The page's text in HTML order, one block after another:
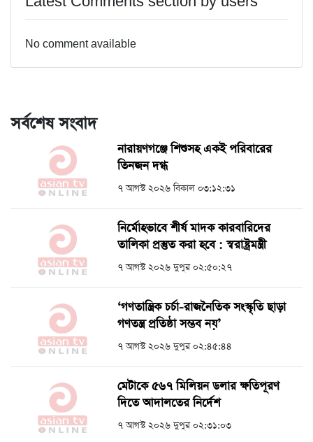
No comment available
সর্বশেষ সংবাদ
নারায়ণগঞ্জে শিশুসহ একই পরিবারের
তিনজন দগ্ধ
৭ আগস্ট ২০২৬ বিকাল ০৩:১২:৩১
নির্মোহভাবে শীর্ষ মাদক কারবারিদের
তালিকা প্রস্তুত করা হবে : স্বরাষ্ট্রমন্ত্রী
৭ আগস্ট ২০২৬ দুপুর ০২:৫০:২৭
‘গণতান্ত্রিক চর্চা-রাজনৈতিক সংস্কৃতি ছাড়া
গণতন্ত্র প্রতিষ্ঠা সম্ভব নয়’
৭ আগস্ট ২০২৬ দুপুর ০২:৪৫:৪৪
মেটাকে ৫৬৭ মিলিয়ন ডলার ক্ষতিপূরণ
দিতে আদালতের নির্দেশ
৭ আগস্ট ২০২৬ দুপুর ০২:৩১:০৩